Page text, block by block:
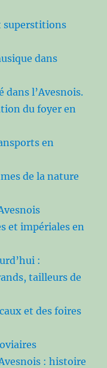
superstitions
dans
l’Avesnois.
du foyer en
en
de la nature
et impériales en
:
tailleurs de
et des foires
: histoire